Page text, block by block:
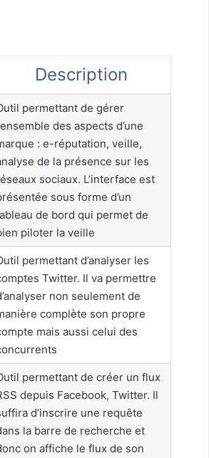
Description
permettant de gérer
des aspects d’une
: e-réputation, veille,
de la présence sur les
sociaux. L’interface est
sous forme d’un
de bord qui permet de
piloter la veille
permettant d’analyser les
Twitter. Il va permettre
non seulement de
complète son propre
mais aussi celui des
permettant de créer un flux
depuis Facebook, Twitter. Il
d’inscrire une requête
la barre de recherche et
on affiche le flux de son